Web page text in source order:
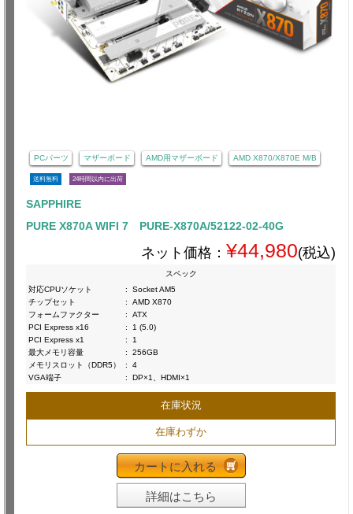
PCパーツ マザーボード AMD用マザーボード AMD X870/X870E M/B
送料無料 24時間以内に出荷
SAPPHIRE
PURE X870A WIFI 7 PURE-X870A/52122-02-40G
ネット価格： ¥44,980(税込)
スペック
対応CPUソケット
:
Socket AM5
チップセット
:
AMD X870
フォームファクター
:
ATX
PCI Express x16
:
1 (5.0)
PCI Express x1
:
1
最大メモリ容量
:
256GB
メモリスロット（DDR5）
:
4
VGA端子
: DP×1、HDMI×1
在庫状況
在庫わずか
カートに入れる
詳細はこちら